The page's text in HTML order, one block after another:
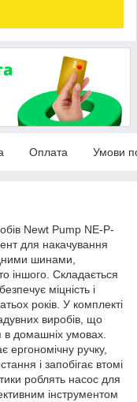
Оплата Умови
Newt Pump NE-P-
для накачування
шинами,
іншого. Складається
міцність і
років. У комплекті
виробів, що
в домашніх умовах.
ергономічну ручку,
і запобігає втомі
роблять насос для
інструментом